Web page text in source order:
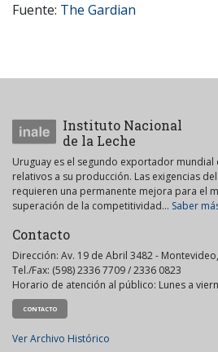
Fuente: The Gardian
Instituto Nacional
de la Leche
Uruguay es el segundo exportador
relativos a su producción. Las exigencias
requieren una permanente mejora para el
superación de la competitividad... Saber
Contacto
Dirección: Av. 19 de Abril 3482 -
Tel./Fax: (598) 2336 7709 / 2336 0823
Horario de atención al público: Lunes a
CONTACTO
Ver Archivo Histórico